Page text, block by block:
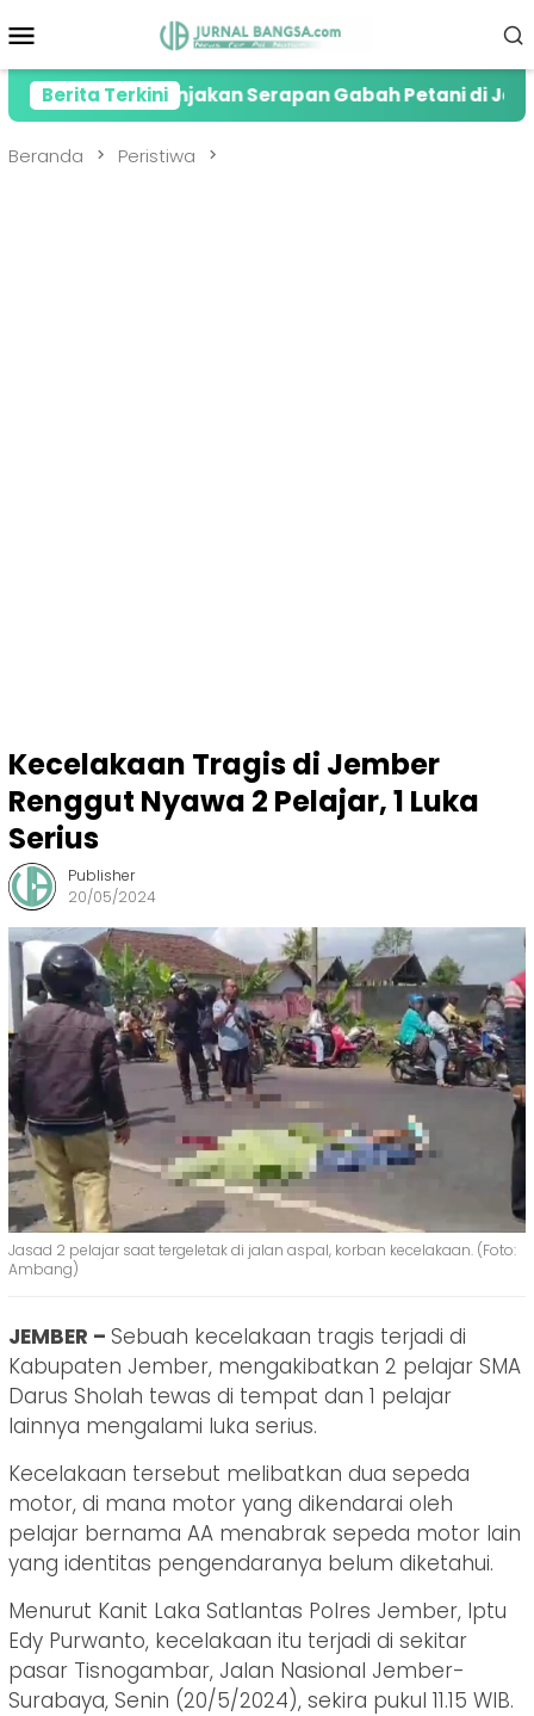
ke
Mobile
Berita Terkini
Lonjakan Serapan Gabah Petani di Jember
Beranda Peristiwa
Kecelakaan Tragis di Jember
Renggut Nyawa 2 Pelajar, 1 Luka
Serius
Publisher
20/05/2024
Jasad 2 pelajar saat tergeletak di jalan aspal, korban kecelakaan. (Foto:
Ambang)
JEMBER – Sebuah kecelakaan tragis terjadi di
Kabupaten Jember, mengakibatkan 2 pelajar SMA
Darus Sholah tewas di tempat dan 1 pelajar
lainnya mengalami luka serius.
Kecelakaan tersebut melibatkan dua sepeda
motor, di mana motor yang dikendarai oleh
pelajar bernama AA menabrak sepeda motor lain
yang identitas pengendaranya belum diketahui.
Menurut Kanit Laka Satlantas Polres Jember, Iptu
Edy Purwanto, kecelakaan itu terjadi di sekitar
pasar Tisnogambar, Jalan Nasional Jember-
Surabaya, Senin (20/5/2024), sekira pukul 11.15 WIB.